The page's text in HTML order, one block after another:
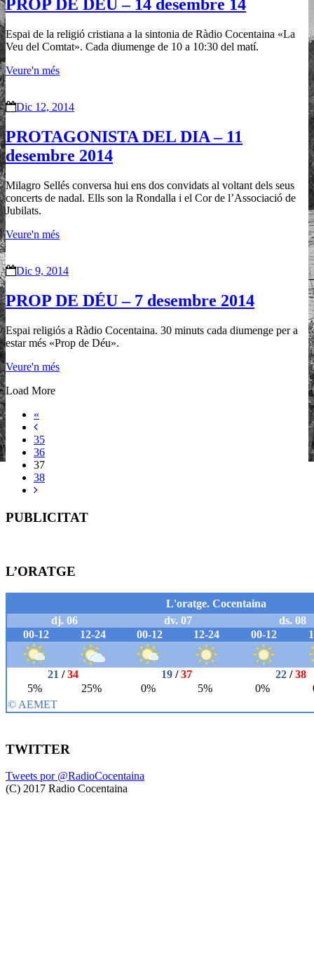
PROP DE DEU – 14 desembre 14
Espai de la religió cristiana a la sintonia de Ràdio Cocentaina «La
Veu del Comtat». Cada diumenge de 10 a 10:30 del matí.
Veure'n més
Dic 12, 2014
PROTAGONISTA DEL DIA – 11
desembre 2014
Milagro Sellés conversa hui ens dos convidats al voltant dels seus
concerts de nadal. Ells son la Rondalla i el Cor de l’Associació de
Jubilats.
Veure'n més
Dic 9, 2014
PROP DE DÉU – 7 desembre 2014
Espai religiós a Ràdio Cocentaina. 30 minuts cada diumenge per a
estar més «Prop de Déu».
Veure'n més
Load More
«
35
36
37
38
PUBLICITAT
L’ORATGE
TWITTER
Tweets por @RadioCocentaina
(C) 2017 Radio Cocentaina